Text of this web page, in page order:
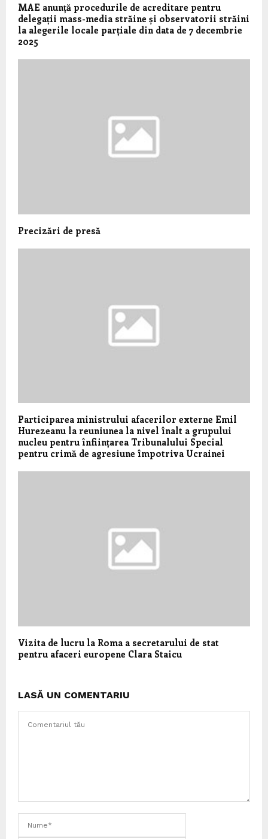
MAE anunță procedurile de acreditare pentru
delegații mass-media străine și observatorii străini
la alegerile locale parțiale din data de 7 decembrie
2025
Precizări de presă
Participarea ministrului afacerilor externe Emil
Hurezeanu la reuniunea la nivel înalt a grupului
nucleu pentru înființarea Tribunalului Special
pentru crimă de agresiune împotriva Ucrainei
Vizita de lucru la Roma a secretarului de stat
pentru afaceri europene Clara Staicu
LASĂ UN COMENTARIU